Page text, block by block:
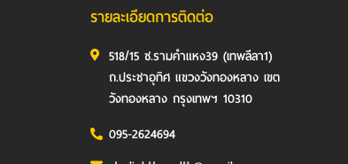
รายละเอียดการติดต่อ
518/15 ซ.รามคำแหง39 (เทพลีลา1)
ถ.ประชาอุทิศ แขวงวังทองหลาง เขต
วังทองหลาง กรุงเทพฯ 10310
095-2624694